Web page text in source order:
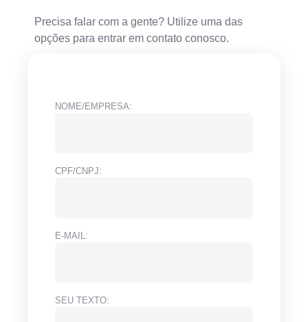
Precisa falar com a gente? Utilize uma das
opções para entrar em contato conosco.
NOME/EMPRESA:
CPF/CNPJ:
E-MAIL:
SEU TEXTO: